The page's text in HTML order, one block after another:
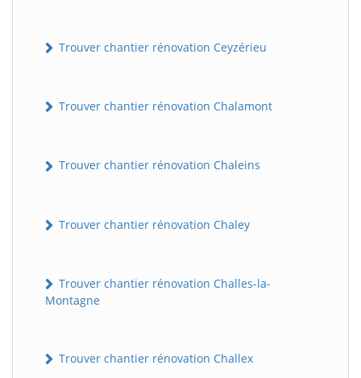
Trouver chantier rénovation Ceyzérieu
Trouver chantier rénovation Chalamont
Trouver chantier rénovation Chaleins
Trouver chantier rénovation Chaley
Trouver chantier rénovation Challes-la-
Montagne
Trouver chantier rénovation Challex